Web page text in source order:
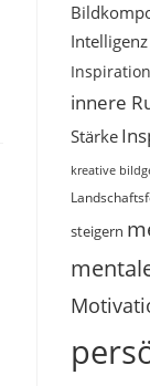
Intelligenz
Inspiration
innere
Stärke
kreative
steigern